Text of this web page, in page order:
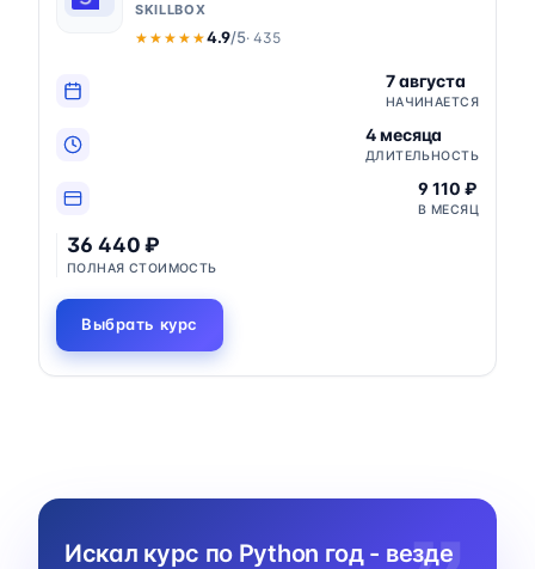
SKILLBOX
★★★★★
★★★★★4.9/5· 435
7 августа
НАЧИНАЕТСЯ
4 месяца
ДЛИТЕЛЬНОСТЬ
9 110 ₽
В МЕСЯЦ
36 440 ₽
ПОЛНАЯ СТОИМОСТЬ
Выбрать курс
Искал курс по Python год - везде